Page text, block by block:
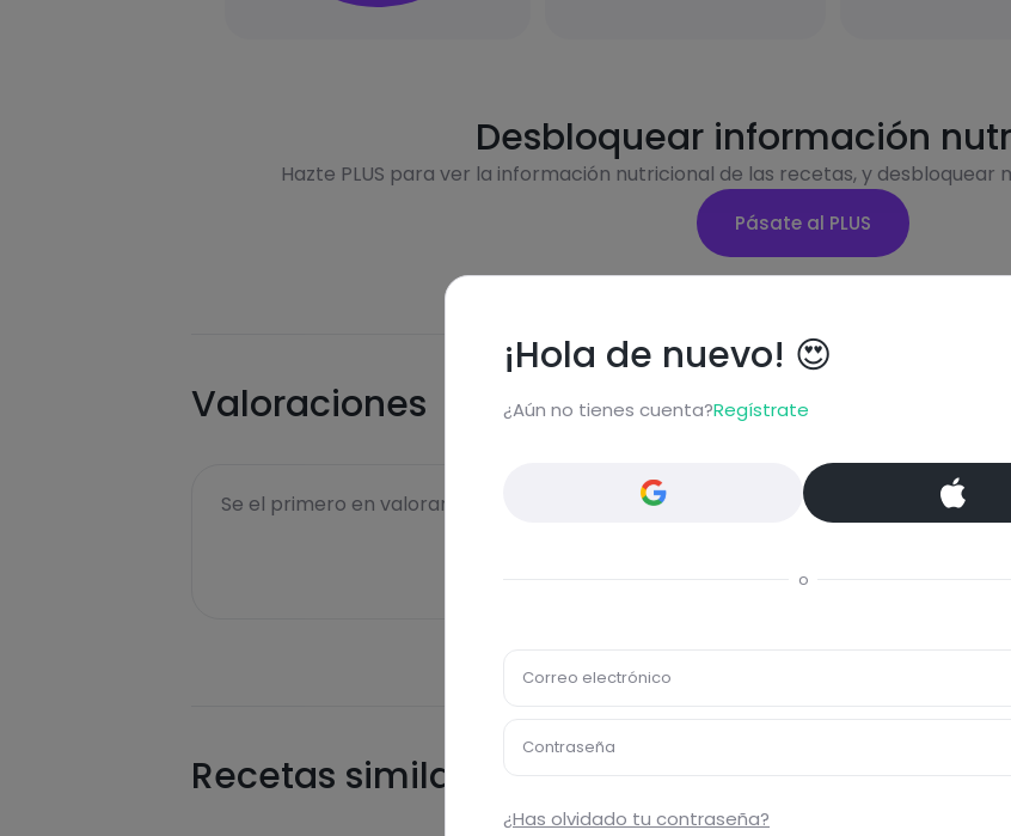
Desbloquear información
Hazte PLUS para ver la información nutricional de las recetas, y desbloquear
Pásate al PLUS
Valoraciones
Se el primero en valorar esta receta...
Recetas similares
¡Hola de nuevo! 😍
¿Aún no tienes cuenta?Regístrate
o
Correo electrónico
Contraseña
¿Has olvidado tu contraseña?